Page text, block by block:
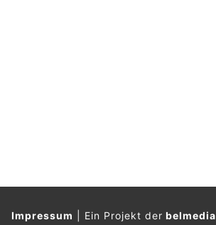
Impressum Ein Projekt derbelmedia